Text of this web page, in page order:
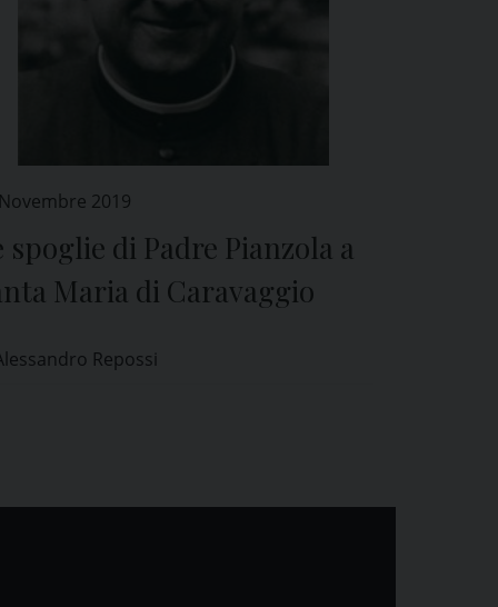
2019
spoglie di Padre Pianzola a
Maria di Caravaggio
Repossi